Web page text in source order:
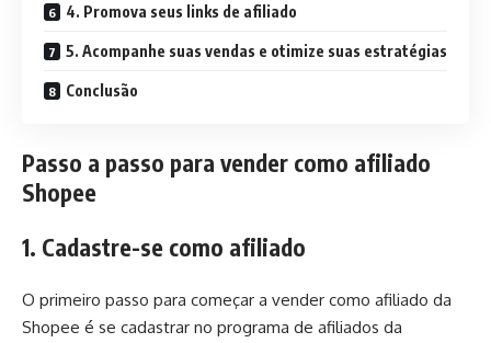
4. Promova seus links de afiliado
5. Acompanhe suas vendas e otimize suas estratégias
Conclusão
Passo a passo para vender como afiliado
Shopee
1. Cadastre-se como afiliado
O primeiro passo para começar a vender como afiliado da
Shopee é se cadastrar no programa de afiliados da